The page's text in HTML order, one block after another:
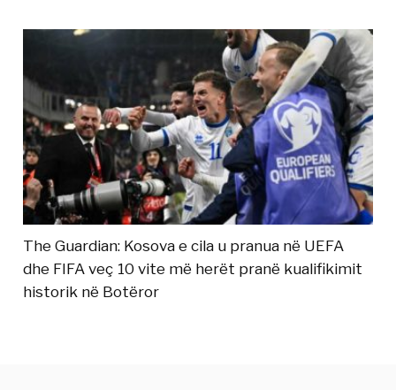
The Guardian: Kosova e cila u pranua në UEFA
dhe FIFA veç 10 vite më herët pranë kualifikimit
historik në Botëror